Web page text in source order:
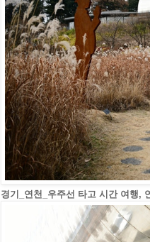
경기_연천_우주선 타고 시간 여행,